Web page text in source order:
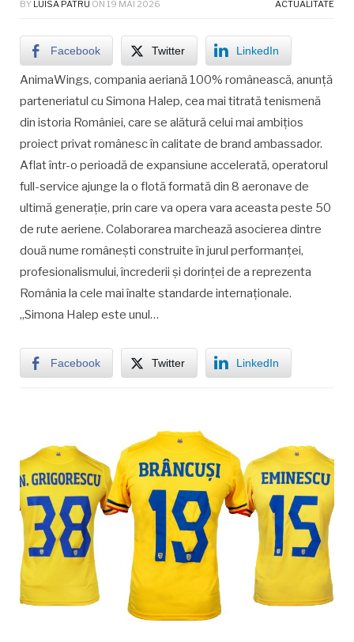
BY LUISA PATRU ON 19 MAI 2026 ACTUALITATE
Facebook Twitter LinkedIn
AnimaWings, compania aeriană 100% românească, anunță
parteneriatul cu Simona Halep, cea mai titrată tenismenă
din istoria României, care se alătură celui mai ambițios
proiect privat românesc în calitate de brand ambassador.
Aflat într-o perioadă de expansiune accelerată, operatorul
full-service ajunge la o flotă formată din 8 aeronave de
ultimă generație, prin care va opera vara aceasta peste 50
de rute aeriene. Colaborarea marchează asocierea dintre
două nume românești construite în jurul performanței,
profesionalismului, încrederii și dorinței de a reprezenta
România la cele mai înalte standarde internaționale.
„Simona Halep este unul…
Facebook Twitter LinkedIn